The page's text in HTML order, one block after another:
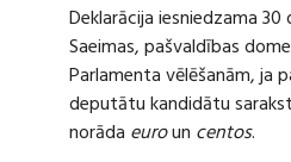
Deklarācija iesniedzama 30
Saeimas, pašvaldības
Parlamenta vēlēšanām, ja
deputātu kandidātu
norāda euroun centos.